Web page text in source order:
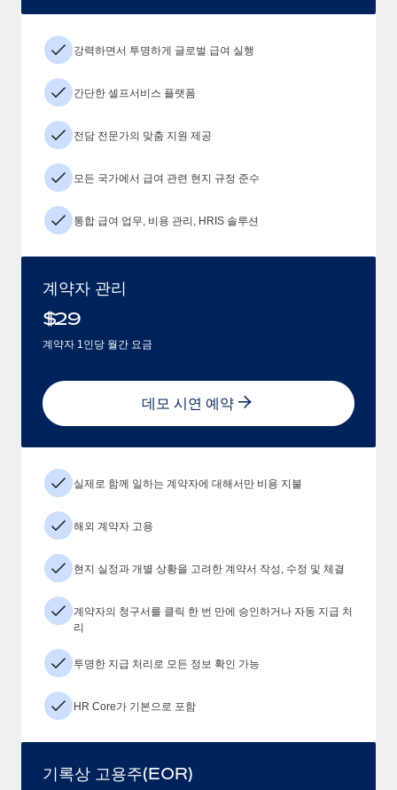
강력하면서 투명하게 글로벌 급여 실행
간단한 셀프서비스 플랫폼
전담 전문가의 맞춤 지원 제공
모든 국가에서 급여 관련 현지 규정 준수
통합 급여 업무, 비용 관리, HRIS 솔루션
계약자 관리
$29
계약자 1인당 월간 요금
데모 시연 예약
실제로 함께 일하는 계약자에 대해서만 비용 지불
해외 계약자 고용
현지 실정과 개별 상황을 고려한 계약서 작성, 수정 및 체결
계약자의 청구서를 클릭 한 번 만에 승인하거나 자동 지급 처
리
투명한 지급 처리로 모든 정보 확인 가능
HR Core가 기본으로 포함
기록상 고용주(EOR)